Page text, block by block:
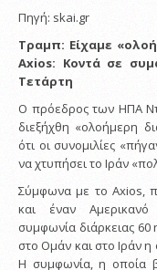
Πηγή: skai.gr
Τραμπ: Είχαμε
Axios: Κοντά σε
Τετάρτη
O πρόεδρος των ΗΠΑ
διεξήχθη «ολοήμερη
ότι οι συνομιλίες
να χτυπήσει το Ιράν
Σύμφωνα με το Axios,
και έναν Αμερικανό
συμφωνία διάρκειας
στο Ομάν και στο Ιράν
Η συμφωνία, η οποία